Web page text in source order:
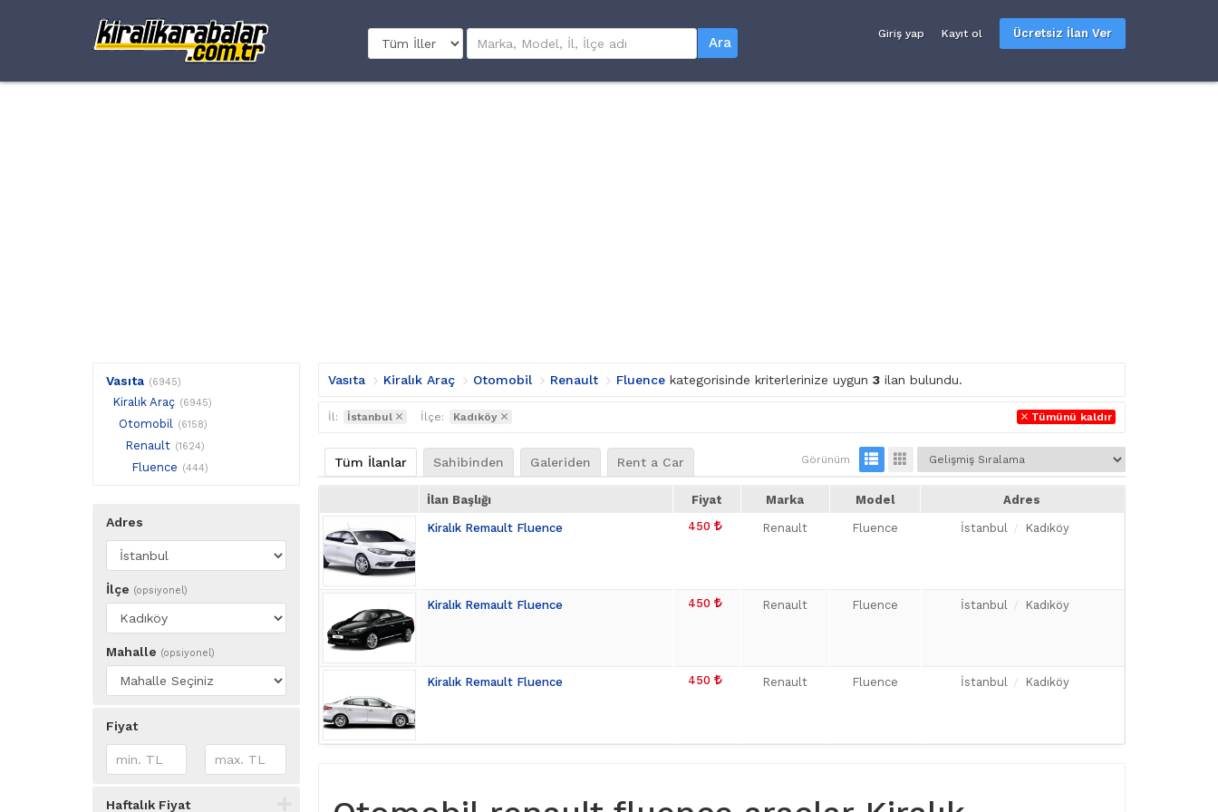
Ara
Giriş yap Kayıt ol Ücretsiz İlan Ver
Vasıta (6945)
Kiralık Araç (6945)
Otomobil (6158)
Renault (1624)
Fluence (444)
Adres
İlçe (opsiyonel)
Mahalle (opsiyonel)
Fiyat
Haftalık Fiyat
Vasıta Kiralık Araç Otomobil Renault Fluence kategorisinde kriterlerinize uygun 3ilan bulundu.
İl: İstanbul İlçe: Kadıköy Tümünü kaldır
Tüm İlanlar Sahibinden Galeriden Rent a Car Görünüm
İlan Başlığı Fiyat Marka Model Adres
Kiralık Remault Fluence 450 Renault Fluence İstanbul Kadıköy
Kiralık Remault Fluence 450 Renault Fluence İstanbul Kadıköy
Kiralık Remault Fluence 450 Renault Fluence İstanbul Kadıköy